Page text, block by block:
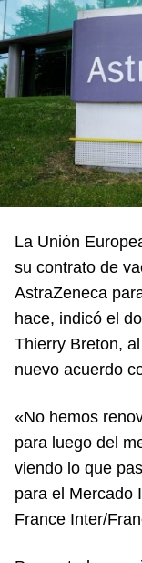
La Unión
su contrato de
AstraZeneca
hace, indicó el
Thierry Breton,
nuevo acuerdo
«No hemos
para luego del
viendo lo que
para el Mercado
France Inter/